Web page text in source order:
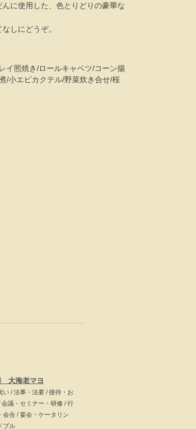
に使用した、色とりどりの豪華な
しにどうぞ。
イ照焼き/ロールキャベツ/コーン揚
/小エビカクテル/野菜炊き合せ/桜
大海老マヨ
い / 法事・法要 / 接待・お
会議・セミナー・研修 / 行
会合 / 宴会・ケータリン
ブル